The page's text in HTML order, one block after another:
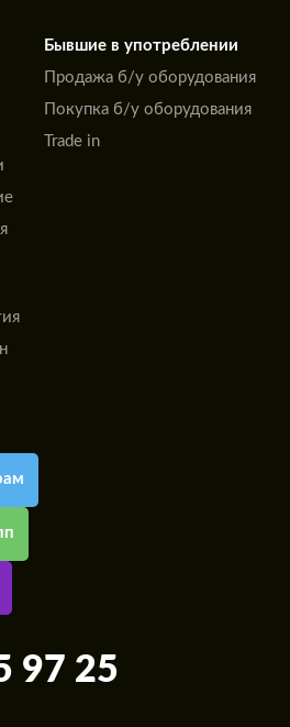
Бывшие в употреблении
Продажа б/у оборудования
Покупка б/у оборудования
Trade in
97 25